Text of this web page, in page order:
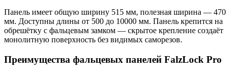
Панель имеет общую ширину 515 мм, полезная ширина — 470
мм. Доступны длины от 500 до 10000 мм. Панель крепится на
обрешётку с фальцевым замком — скрытое крепление создаёт
монолитную поверхность без видимых саморезов.
Преимущества фальцевых панелей FalzLock Pro